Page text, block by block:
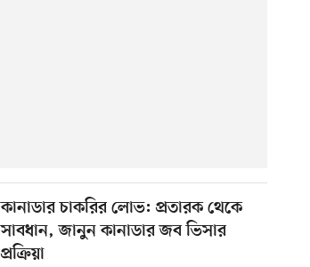
কানাডার চাকরির লোভ: প্রতারক থেকে
সাবধান, জানুন কানাডার জব ভিসার
প্রক্রিয়া